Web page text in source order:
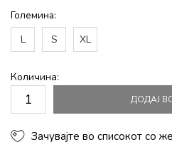
Големина:
L
S XL
Количина:
ДОДАЈ
Зачувајте во списокот со